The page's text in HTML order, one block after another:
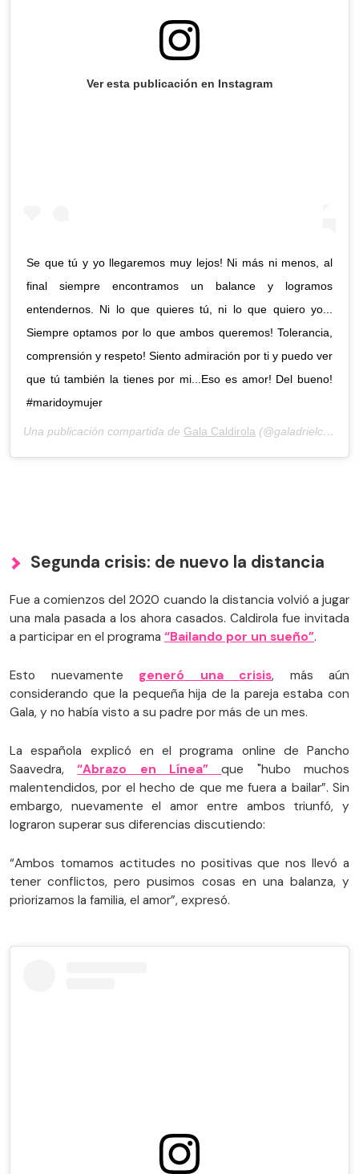
Ver esta publicación en Instagram
Se que tú y yo llegaremos muy lejos! Ni más ni menos, al
final siempre encontramos un balance y logramos
entendernos. Ni lo que quieres tú, ni lo que quiero yo...
Siempre optamos por lo que ambos queremos! Tolerancia,
comprensión y respeto! Siento admiración por ti y puedo ver
que tú también la tienes por mi...Eso es amor! Del bueno!
#maridoymujer
Una publicación compartida de Gala Caldirola (@galadrielcaldirola) el
Segunda crisis: de nuevo la distancia
Fue a comienzos del 2020 cuando la distancia volvió a jugar
una mala pasada a los ahora casados. Caldirola fue invitada
a participar en el programa “Bailando por un sueño”.
Esto nuevamente generó una crisis, más aún
considerando que la pequeña hija de la pareja estaba con
Gala, y no había visto a su padre por más de un mes.
La española explicó en el programa online de Pancho
Saavedra,“Abrazo en Línea”que "hubo muchos
malentendidos, por el hecho de que me fuera a bailar”. Sin
embargo, nuevamente el amor entre ambos triunfó, y
lograron superar sus diferencias discutiendo:
“Ambos tomamos actitudes no positivas que nos llevó a
tener conflictos, pero pusimos cosas en una balanza, y
priorizamos la familia, el amor”, expresó.